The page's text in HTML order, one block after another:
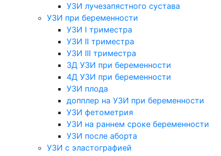
УЗИ лучезапястного сустава
УЗИ при беременности
УЗИ I триместра
УЗИ II триместра
УЗИ III триместра
3Д УЗИ при беременности
4Д УЗИ при беременности
УЗИ плода
допплер на УЗИ при беременности
УЗИ фетометрия
УЗИ на раннем сроке беременности
УЗИ после аборта
УЗИ с эластографией